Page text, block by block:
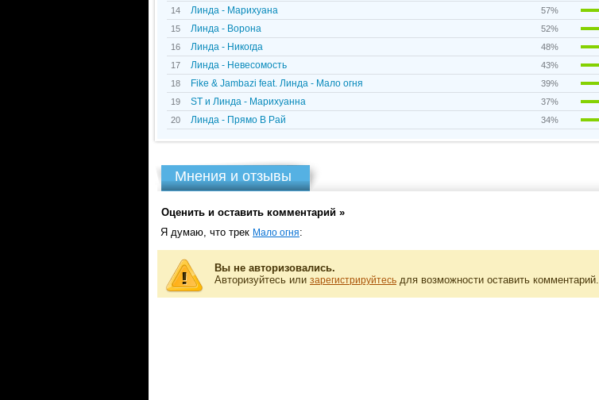
14
Линда - Марихуана
57%
15
Линда - Ворона
52%
16
Линда - Никогда
48%
17
Линда - Невесомость
43%
18
Fike & Jambazi feat. Линда - Мало огня
39%
19
ST и Линда - Марихуанна
37%
20
Линда - Прямо В Рай 34%
Мнения и отзывы
Оценить и оставить комментарий »
Я думаю, что трек Мало огня:
Вы не авторизовались.
Авторизуйтесь или зарегистрируйтесь для возможности оставить комментарий.